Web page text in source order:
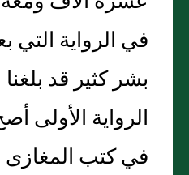
في الرواية التي
بشر كثير قد
الرواية الأولى
في كتب